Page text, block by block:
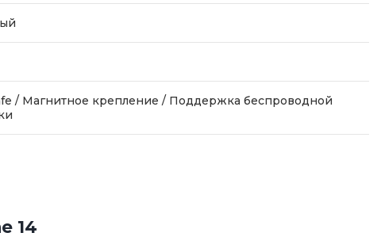
/ Магнитное крепление / Поддержка беспроводной
14